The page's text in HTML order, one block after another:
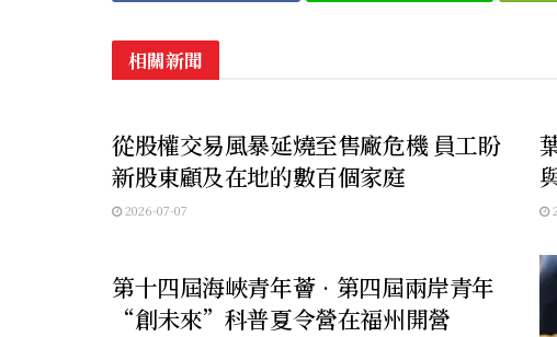
相關新聞
從股權交易風暴延燒至售廠危機 員工盼
新股東顧及在地的數百個家庭
2026-07-07
第十四屆海峽青年薈•第四屆兩岸青年
“創未來”科普夏令營在福州開營